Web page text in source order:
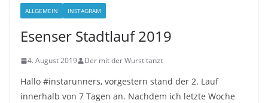
ALLGEMEIN INSTAGRAM
Esenser Stadtlauf 2019
4. August 2019 Der mit der Wurst tanzt
Hallo #instarunners, vorgestern stand der 2. Lauf
innerhalb von 7 Tagen an. Nachdem ich letzte Woche